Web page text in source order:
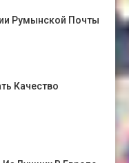
Румынской Почты
Качество